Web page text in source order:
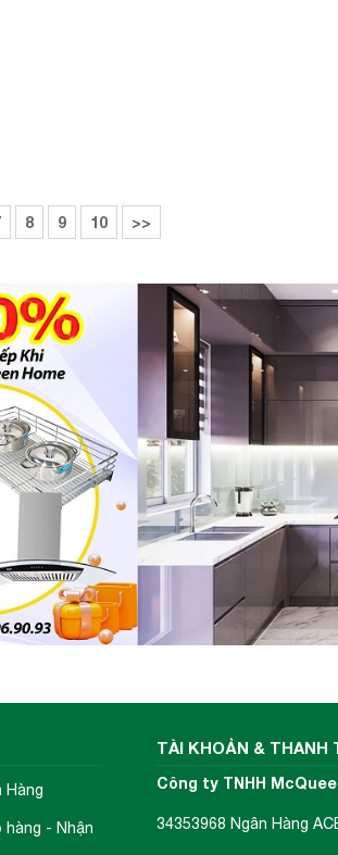
nấu trái với công suất
vùng nấu phải với
lên tới 2400W. Chức
này là 10 phút/lần
giúp làm giảm lượng
Inverter còn giúp bếp
Bếp từ Canzy CZ-I89với cảm
bằng với con số
8 9 10 >>
Hàng
hàng - Nhận
TÀI KHOẢN & THANH
Công ty TNHH
34353968 Ngân Hàng